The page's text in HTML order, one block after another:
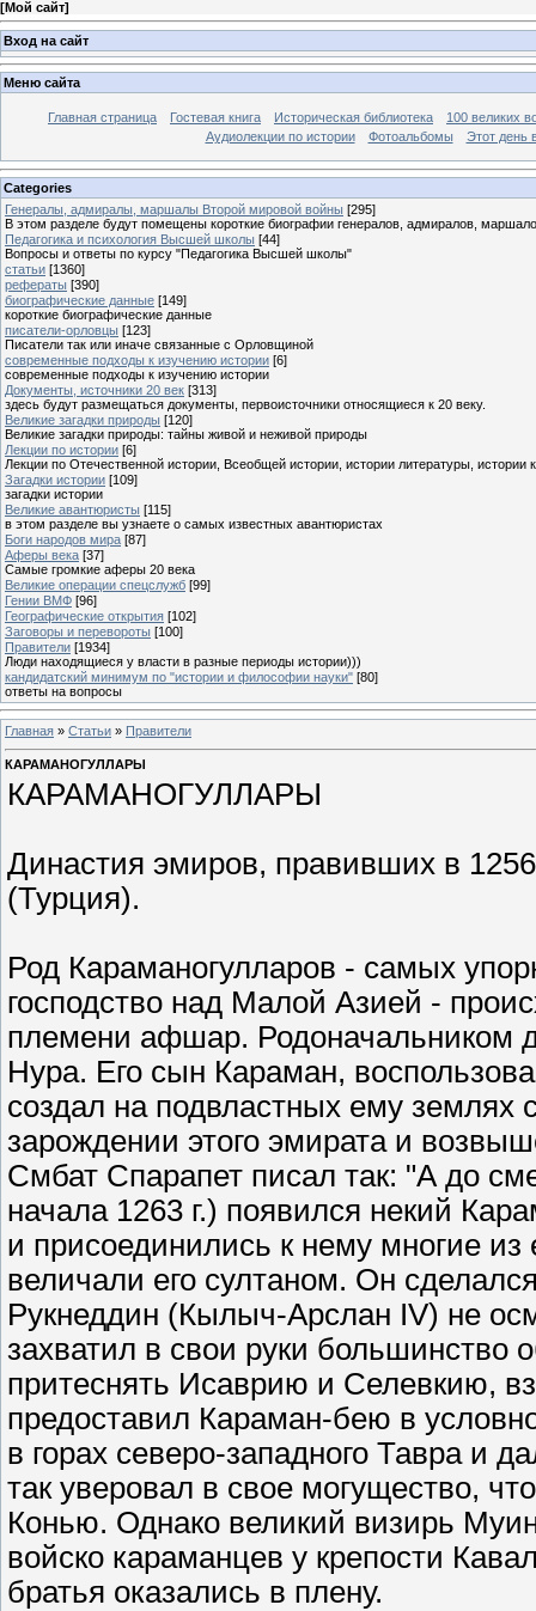
[Мой сайт]
Вход на сайт
Меню сайта
Главная страница Гостевая книга Историческая библиотека
100 великих
Аудиолекции по истории
Фотоальбомы Этот день
Categories
Генералы, адмиралы, маршалы Второй мировой войны [295]
В этом разделе будут помещены короткие биографии генералов, адмиралов,
Педагогика и психология Высшей школы [44]
Вопросы и ответы по курсу "Педагогика Высшей школы"
статьи [1360]
рефераты [390]
биографические данные [149]
короткие биографические данные
писатели-орловцы [123]
Писатели так или иначе связанные с Орловщиной
современные подходы к изучению истории [6]
современные подходы к изучению истории
Документы, источники 20 век [313]
здесь будут размещаться документы, первоисточники относящиеся к 20 веку.
Великие загадки природы [120]
Великие загадки природы: тайны живой и неживой природы
Лекции по истории [6]
Лекции по Отечественной истории, Всеобщей истории, истории литературы, истории
Загадки истории [109]
загадки истории
Великие авантюристы [115]
в этом разделе вы узнаете о самых известных авантюристах
Боги народов мира [87]
Аферы века [37]
Самые громкие аферы 20 века
Великие операции спецслужб [99]
Гении ВМФ [96]
Географические открытия [102]
Заговоры и перевороты [100]
Правители [1934]
Люди находящиеся у власти в разные периоды истории)))
кандидатский минимум по "истории и философии науки" [80]
ответы на вопросы
Главная » Статьи » Правители
КАРАМАНОГУЛЛАРЫ
КАРАМАНОГУЛЛАРЫ
Династия эмиров, правивших в
(Турция).
Род Караманогулларов - самых
господство над Малой Азией -
племени афшар. Родоначальником
Нура. Его сын Караман,
создал на подвластных ему землях
зарождении этого эмирата и
Смбат Спарапет писал так: "А до
начала 1263 г.) появился некий
и присоединились к нему многие
величали его султаном. Он
Рукнеддин (Кылыч-Арслан IV) не
захватил в свои руки большинство
притеснять Исаврию и Селевкию,
предоставил Караман-бею в
в горах северо-западного Тавра и
так уверовал в свое могущество,
Конью. Однако великий визирь
войско караманцев у крепости
братья оказались в плену.